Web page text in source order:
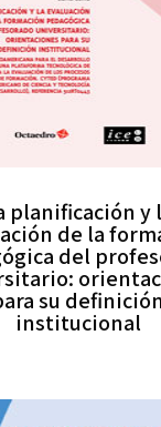
planificación y
de la
del
su definición
institucional